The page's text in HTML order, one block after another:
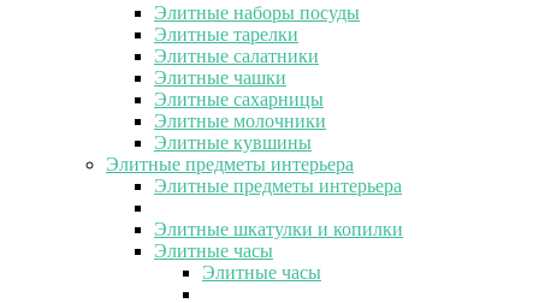
Элитные наборы посуды
Элитные тарелки
Элитные салатники
Элитные чашки
Элитные сахарницы
Элитные молочники
Элитные кувшины
Элитные предметы интерьера
Элитные предметы интерьера
Элитные шкатулки и копилки
Элитные часы
Элитные часы